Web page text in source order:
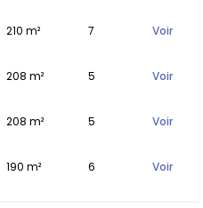
210 m² 7 Voir
208 m² 5 Voir
208 m² 5 Voir
190 m² 6 Voir